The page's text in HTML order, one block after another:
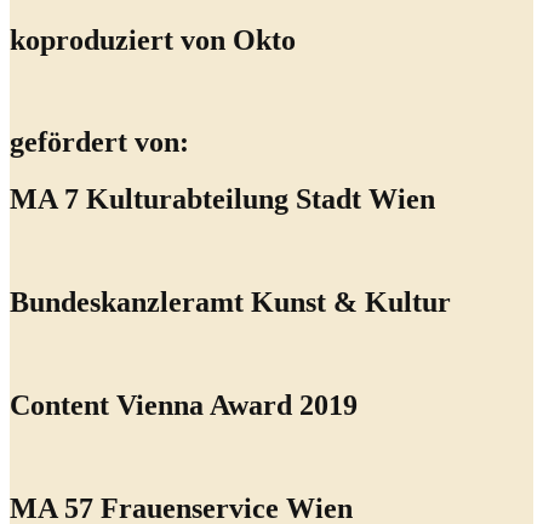
koproduziert von Okto
gefördert von:
MA 7 Kulturabteilung Stadt Wien
Bundeskanzleramt Kunst & Kultur
Content Vienna Award 2019
MA 57 Frauenservice Wien